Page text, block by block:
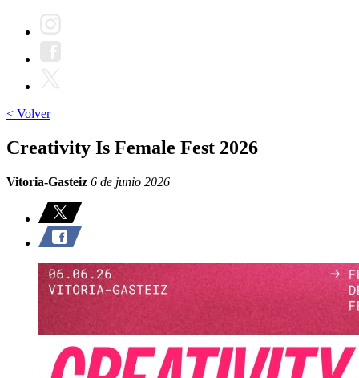
< Volver
Creativity Is Female Fest 2026
Vitoria-Gasteiz 6 de junio 2026